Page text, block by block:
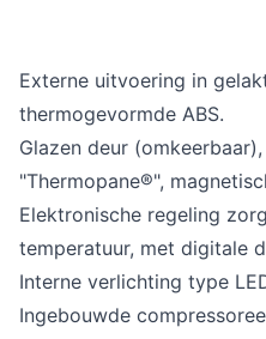
Externe uitvoering in
thermogevormde ABS.
Glazen deur
"Thermopane®",
Elektronische regeling
temperatuur, met digitale
Interne verlichting type
Ingebouwde